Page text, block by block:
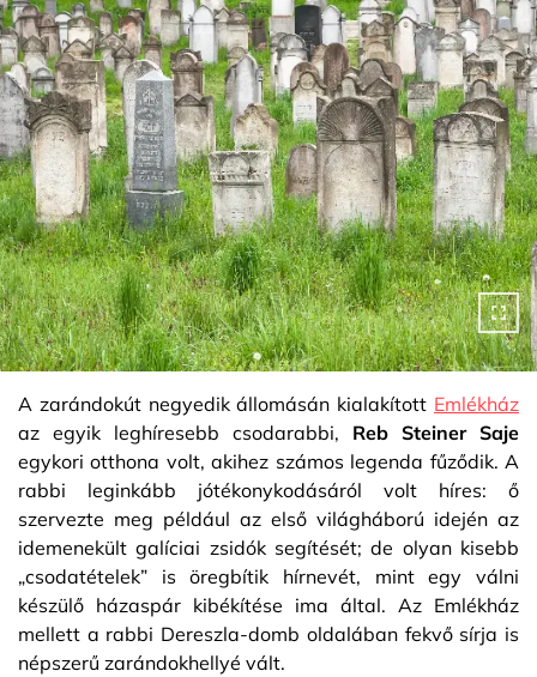
A zarándokút negyedik állomásán kialakított Emlékház
az egyik leghíresebb csodarabbi, Reb Steiner Saje
egykori otthona volt, akihez számos legenda fűződik. A
rabbi leginkább jótékonykodásáról volt híres: ő
szervezte meg például az első világháború idején az
idemenekült galíciai zsidók segítését; de olyan kisebb
„csodatételek” is öregbítik hírnevét, mint egy válni
készülő házaspár kibékítése ima által. Az Emlékház
mellett a rabbi Dereszla-domb oldalában fekvő sírja is
népszerű zarándokhellyé vált.